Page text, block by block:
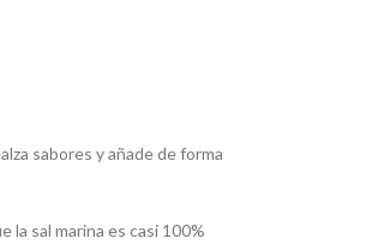
sabores y añade de forma
la sal marina es casi 100%